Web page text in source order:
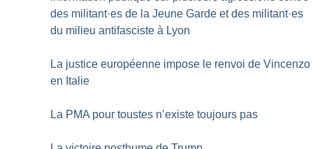
des militant·es de la Jeune Garde et des militant·es
du milieu antifasciste à Lyon
La justice européenne impose le renvoi de Vincenzo
en Italie
La PMA pour toustes n’existe toujours pas